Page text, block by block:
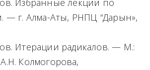
Избранные лекции по
— г. Алма-Aты, РНПЦ “Дарын»,
Итерации радикалов. — М.:
Колмогорова,